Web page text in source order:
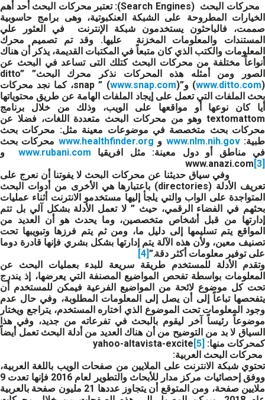
محركات البحث (Search Engines)
:تعتبر محركات البحث أحد أهم
الخيارات المطروحة على الشبكة العنكبوتية، وهى برامج حاسوبية
صممت، فالباحثون يستخدمون شبكة الإنترنت في العثور علي
المستندات والمعلومات المخزنة عليها. وقد تم تصميم محرك
المعلومات والكتب الذي كان متبعاً في المكتبات القديمة، يذكر أن هناك
أنواعاً مختلفة من محركات البحث كتلك التى تساعد في البحث عن
الصور ومن أمثله هذه المحركات نذكر محرك البحث” ditto”
(www.ditto.com) و”snap ” ( www.snap.com
)، كما نجد محركات
بحث الملفات التي تعمل على إيجاد الملفات الهامة عن طريق محتوياتها
أيا كان نوعها أو مواقعها على الويب، وذلك من خلال برنامج
textomattom وهو من محركات البحث متعددة اللغات، فضلا عن
محركات بحث متخصصة في موضوعات معينة مثل: محركات بحث
طبية:www.nlm.nih.gov و www.healthfinder.org محركات بحث
في مناطق أو دول معينة: مثل افريقيا www.rubani.com و
www.anazi.com
وفي سياق حديثنا عن محركات البحث لا يفوتنا أن نعرج على
تعريف الأدلة (directories) باعتبارها هي الأخرى من أدوات البحث
المتواجدة على الواب والتي يلجأ إليها مستخدمو الانترنت أثناء عمليات
بحثهم في الفضاء الرقمي، حيث ” لا تعمل الأدلة بشكل آلي بل تتم
إدارتها من قبل أشخاص متخصصين، وما يحدث هو أن العديد من
المواقع يتم تسليمها إلى دليل ما، ومن ثم يتم فرزها وتبويبها تحت
تصنيف معين، ولأن هذه الآلة يتم إدارتها بشكل بشري فإنها قادرة دوما
على توفير معلومات أكثر دقة.”
وتقدم الأدلة للمستخدم طريقة سريعة للبدء بعمليات البحث عن
المعلومات بواسطة تفحص المواضيع المصنفة التي يعرضها، إذ يندرج
تحت كل موضوع لائحة من المواضيع الفرعية فيمكن للمستخدم أن
يتفحصها تباعاً إلى أن يصل إلى المعلومات المطلوبة، وفي حال عدم
وجود المعلومات تحت الموضوع الذي اختاره المستخدم، يتراجع ويختار
موضوعاً رئيساً آخر ليقوم بالبحث في تفرعاته من جديد، وفي هذا
السياق لا بد من التوضيح من أن هناك العديد من أدلة البحث تعمل أيضاً
كمحركات منها:
yahoo-altavista-excite
محركات البحث العربية:
تحتوي شبكة الانترنت على الملايين من صفحات الويب باللغة العربية،
ووفق إحصائيات مركز مدار للأبحاث والتطوير لعام 2016 فإنها تعدت 9
ملايين صفحة، ومن المتوقع أن يتجاوز عددها 21 مليون صفحة بالعربية